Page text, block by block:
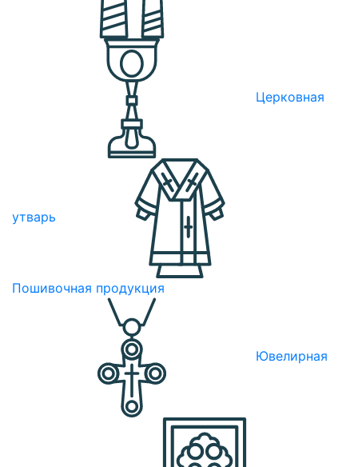
Церковная
утварь
Пошивочная продукция
Ювелирная